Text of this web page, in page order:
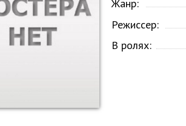
Жанр:
Режиссер:
В ролях: